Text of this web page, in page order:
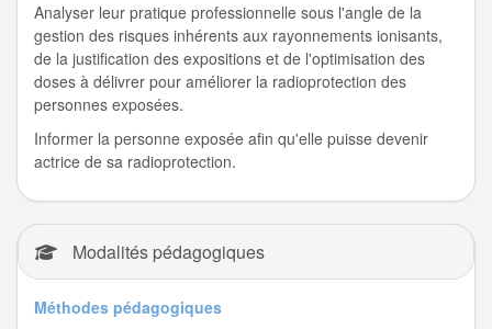
Analyser leur pratique professionnelle sous l'angle de la
gestion des risques inhérents aux rayonnements ionisants,
de la justification des expositions et de l'optimisation des
doses à délivrer pour améliorer la radioprotection des
personnes exposées.
Informer la personne exposée afin qu'elle puisse devenir
actrice de sa radioprotection.
Modalités pédagogiques
Méthodes pédagogiques